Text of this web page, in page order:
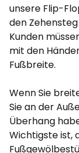
unsere Flip-
den
Kunden
mit den
Fußbreite.
Wenn Sie
Sie an der
Überhang
Wichtigste ist,